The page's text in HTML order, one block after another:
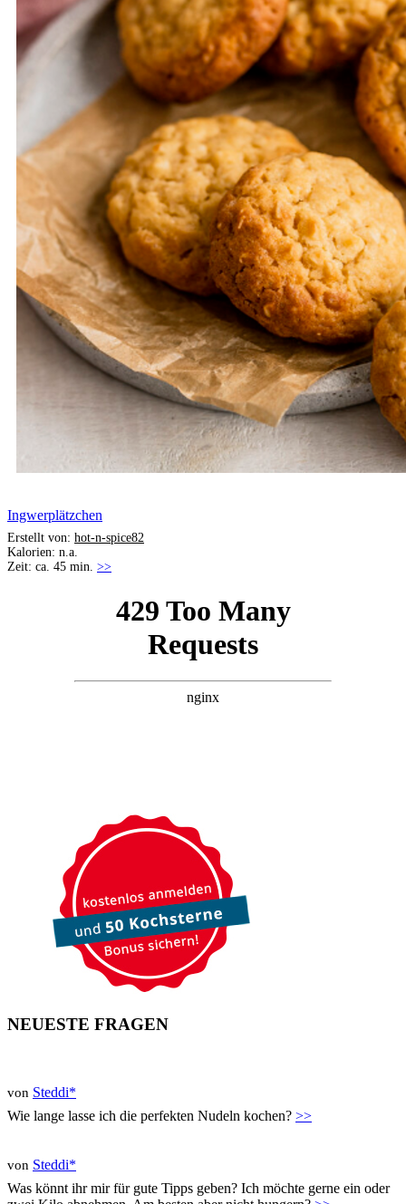
Ingwerplätzchen
Erstellt von: hot-n-spice82
Kalorien: n.a.
Zeit: ca. 45 min. >>
NEUESTE FRAGEN
von Steddi*
Wie lange lasse ich die perfekten Nudeln kochen? >>
von Steddi*
Was könnt ihr mir für gute Tipps geben? Ich möchte gerne ein oder